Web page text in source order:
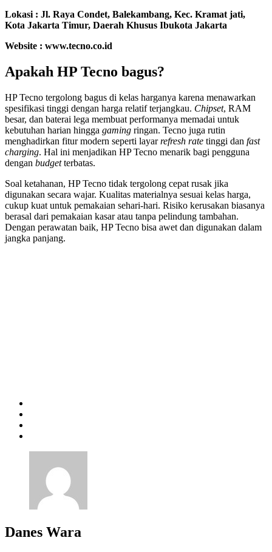
Lokasi : Jl. Raya Condet, Balekambang, Kec. Kramat jati,
Kota Jakarta Timur, Daerah Khusus Ibukota Jakarta
Website : www.tecno.co.id
Apakah HP Tecno bagus?
HP Tecno tergolong bagus di kelas harganya karena menawarkan
spesifikasi tinggi dengan harga relatif terjangkau. Chipset, RAM
besar, dan baterai lega membuat performanya memadai untuk
kebutuhan harian hingga gaming ringan. Tecno juga rutin
menghadirkan fitur modern seperti layarrefresh rate tinggi dan fast
charging. Hal ini menjadikan HP Tecno menarik bagi pengguna
dengan budgetterbatas.
Soal ketahanan, HP Tecno tidak tergolong cepat rusak jika
digunakan secara wajar. Kualitas materialnya sesuai kelas harga,
cukup kuat untuk pemakaian sehari-hari. Risiko kerusakan biasanya
berasal dari pemakaian kasar atau tanpa pelindung tambahan.
Dengan perawatan baik, HP Tecno bisa awet dan digunakan dalam
jangka panjang.
Danes Wara